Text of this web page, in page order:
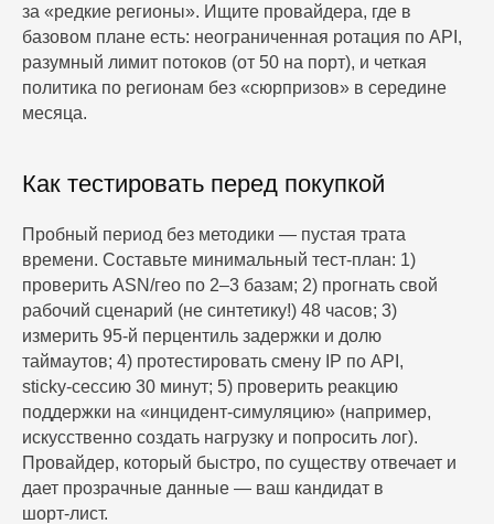
за «редкие регионы». Ищите провайдера, где в
базовом плане есть: неограниченная ротация по API,
разумный лимит потоков (от 50 на порт), и четкая
политика по регионам без «сюрпризов» в середине
месяца.
Как тестировать перед покупкой
Пробный период без методики — пустая трата
времени. Составьте минимальный тест‑план: 1)
проверить ASN/гео по 2–3 базам; 2) прогнать свой
рабочий сценарий (не синтетику!) 48 часов; 3)
измерить 95‑й перцентиль задержки и долю
таймаутов; 4) протестировать смену IP по API,
sticky‑сессию 30 минут; 5) проверить реакцию
поддержки на «инцидент‑симуляцию» (например,
искусственно создать нагрузку и попросить лог).
Провайдер, который быстро, по существу отвечает и
дает прозрачные данные — ваш кандидат в
шорт‑лист.